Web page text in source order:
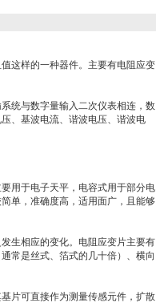
这样的一种器件。主要有电阻应变
统与数字量输入二次仪表相连，数
、基波电流、谐波电压、谐波电
用于电子天平，电容式用于部分电
单，准确度高，适用面广，且能够
生相应的变化。电阻应变片主要有
常是丝式、箔式的几十倍）、横向
片可直接作为测量传感元件，扩散